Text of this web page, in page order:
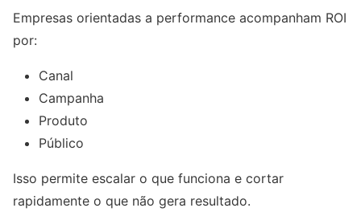
Empresas orientadas a performance acompanham ROI
por:
Canal
Campanha
Produto
Público
Isso permite escalar o que funciona e cortar
rapidamente o que não gera resultado.